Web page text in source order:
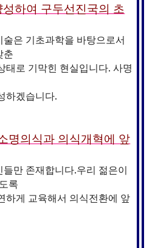
하여 구두선진국의 초
은 기초과학을 바탕으로서
춘
태로 기막힌 현실입니다.사명
하겠습니다.
명의식과 의식개혁에 앞
들만 존재합니다.우리 젊은이
록
하게 교육해서 의식전환에 앞